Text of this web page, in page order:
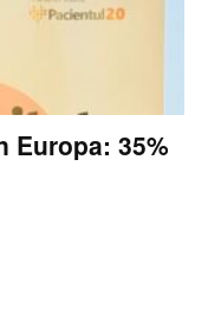
Europa: 35%